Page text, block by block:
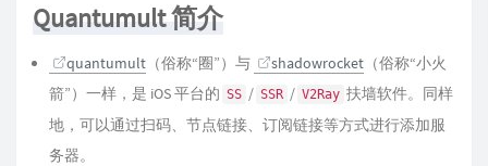
Quantumult 简介
quantumult （俗称“圈”）与 shadowrocket （俗称“小火
箭”）一样，是 iOS 平台的 SS / SSR / V2Ray 扶墙软件。同样
地，可以通过扫码、节点链接、订阅链接等方式进行添加服
务器。